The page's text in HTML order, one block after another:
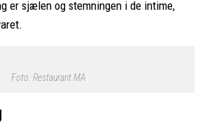
er sjælen og stemningen i de intime,
Foto: Restaurant MA